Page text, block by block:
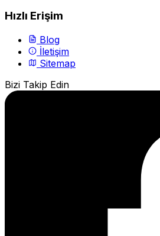
Hızlı Erişim
Blog
İletişim
Sitemap
Bizi Takip Edin